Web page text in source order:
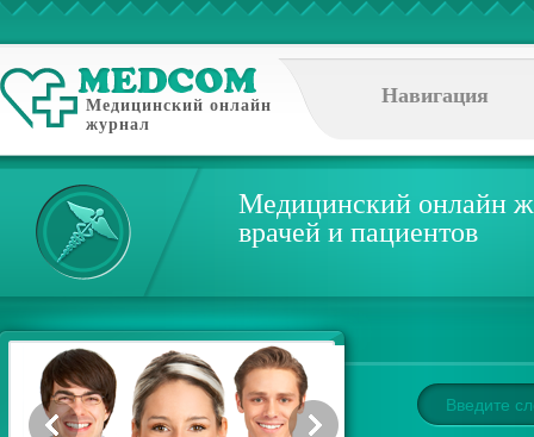
Медицинский онлайн
журнал
Навигация
Медицинский онлайн
врачей и пациентов